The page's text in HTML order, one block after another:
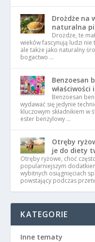
Drożdże na
naturalna
Drożdże, te
wieków fascynują ludzi
ale także jako naturalny
bogactwo …
Benzoesan
Benzoesan
wydawać się jedynie
kluczowym składnikiem w
ester benzylowy …
Otręby
je do diety
Otręby ryżowe, choć
popularniejszym
wybitnych osiągnięciach
powstający podczas
KATEGORIE
Inne tematy